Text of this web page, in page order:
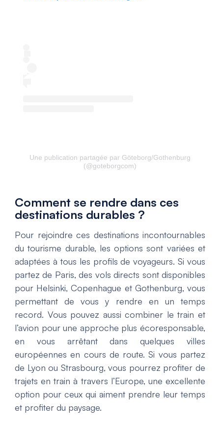
Une publication partagée par Göteborg/Gothenburg
(@goteborgcom)
Comment se rendre dans ces
destinations durables ?
Pour rejoindre ces destinations incontournables
du tourisme durable, les options sont variées et
adaptées à tous les profils de voyageurs. Si vous
partez de Paris, des vols directs sont disponibles
pour Helsinki, Copenhague et Gothenburg, vous
permettant de vous y rendre en un temps
record. Vous pouvez aussi combiner le train et
l’avion pour une approche plus écoresponsable,
en vous arrêtant dans quelques villes
européennes en cours de route. Si vous partez
de Lyon ou Strasbourg, vous pourrez profiter de
trajets en train à travers l’Europe, une excellente
option pour ceux qui aiment prendre leur temps
et profiter du paysage.